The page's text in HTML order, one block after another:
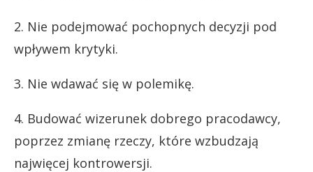
2. Nie podejmować pochopnych decyzji pod
wpływem krytyki.
3. Nie wdawać się w polemikę.
4. Budować wizerunek dobrego pracodawcy,
poprzez zmianę rzeczy, które wzbudzają
najwięcej kontrowersji.